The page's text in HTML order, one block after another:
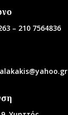
– 210 7564836